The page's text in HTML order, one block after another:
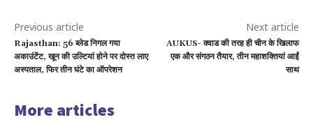
Previous article
Rajasthan: 56 ब्लेड निगल गया
अकाउंटेंट, खून की उल्टियां होने पर दोस्त लाए
अस्पताल, फिर तीन घंटे का ऑपरेशन
Next article
AUKUS- क्वाड की तरह ही चीन के खिलाफ
एक और संगठन तैयार, तीन महाशक्तियां आईं
साथ
More articles